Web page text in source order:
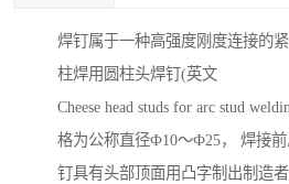
焊钉属于一种高强度刚度连接的
柱焊用圆柱头焊钉(英文
Cheese head studs for arc stud
格为公称直径Ф10～Ф25， 焊接前
钉具有头部顶面用凸字制出制造